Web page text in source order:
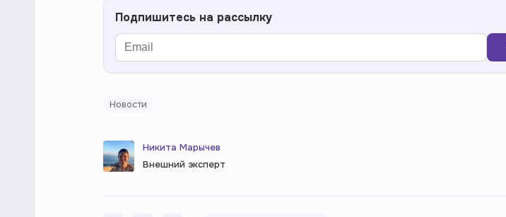
Подпишитесь на рассылку
Новости
Никита Марычев
Внешний эксперт